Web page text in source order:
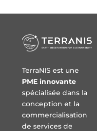
TerraNIS est une
PME innovante
spécialisée dans la
conception et la
commercialisation
de services de